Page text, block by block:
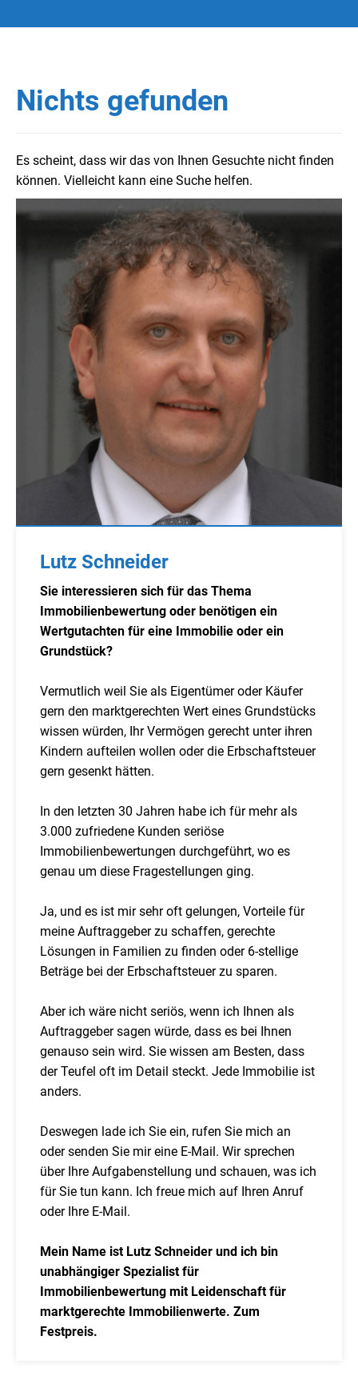
Nichts gefunden
Es scheint, dass wir das von Ihnen Gesuchte nicht finden
können. Vielleicht kann eine Suche helfen.
Lutz Schneider
Sie interessieren sich für das Thema
Immobilienbewertung oder benötigen ein
Wertgutachten für eine Immobilie oder ein
Grundstück?
Vermutlich weil Sie als Eigentümer oder Käufer
gern den marktgerechten Wert eines Grundstücks
wissen würden, Ihr Vermögen gerecht unter ihren
Kindern aufteilen wollen oder die Erbschaftsteuer
gern gesenkt hätten.
In den letzten 30 Jahren habe ich für mehr als
3.000 zufriedene Kunden seriöse
Immobilienbewertungen durchgeführt, wo es
genau um diese Fragestellungen ging.
Ja, und es ist mir sehr oft gelungen, Vorteile für
meine Auftraggeber zu schaffen, gerechte
Lösungen in Familien zu finden oder 6-stellige
Beträge bei der Erbschaftsteuer zu sparen.
Aber ich wäre nicht seriös, wenn ich Ihnen als
Auftraggeber sagen würde, dass es bei Ihnen
genauso sein wird. Sie wissen am Besten, dass
der Teufel oft im Detail steckt. Jede Immobilie ist
anders.
Deswegen lade ich Sie ein, rufen Sie mich an
oder senden Sie mir eine E-Mail. Wir sprechen
über Ihre Aufgabenstellung und schauen, was ich
für Sie tun kann. Ich freue mich auf Ihren Anruf
oder Ihre E-Mail.
Mein Name ist Lutz Schneider und ich bin
unabhängiger Spezialist für
Immobilienbewertung mit Leidenschaft für
marktgerechte Immobilienwerte. Zum
Festpreis.